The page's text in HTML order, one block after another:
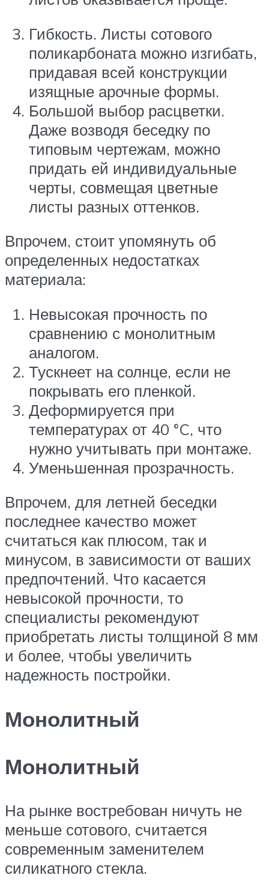
Гибкость. Листы сотового
поликарбоната можно изгибать,
придавая всей конструкции
изящные арочные формы.
Большой выбор расцветки.
Даже возводя беседку по
типовым чертежам, можно
придать ей индивидуальные
черты, совмещая цветные
листы разных оттенков.
Впрочем, стоит упомянуть об
определенных недостатках
материала:
Невысокая прочность по
сравнению с монолитным
аналогом.
Тускнеет на солнце, если не
покрывать его пленкой.
Деформируется при
температурах от 40 °C, что
нужно учитывать при монтаже.
Уменьшенная прозрачность.
Впрочем, для летней беседки
последнее качество может
считаться как плюсом, так и
минусом, в зависимости от ваших
предпочтений. Что касается
невысокой прочности, то
специалисты рекомендуют
приобретать листы толщиной 8 мм
и более, чтобы увеличить
надежность постройки.
Монолитный
Монолитный
На рынке востребован ничуть не
меньше сотового, считается
современным заменителем
силикатного стекла.